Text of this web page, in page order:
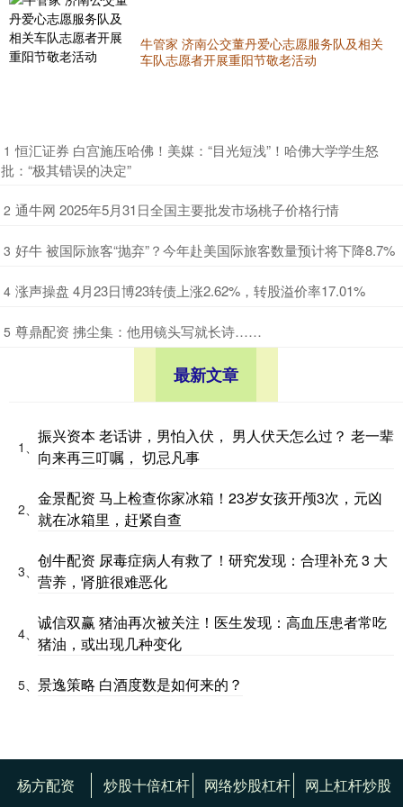
牛管家 济南公交董丹爱心志愿服务队及相关
车队志愿者开展重阳节敬老活动
1 ​恒汇证券 白宫施压哈佛！美媒：“目光短浅”！哈佛大学学生怒
批：“极其错误的决定”
2 ​通牛网 2025年5月31日全国主要批发市场桃子价格行情
3 ​好牛 被国际旅客“抛弃”？今年赴美国际旅客数量预计将下降8.7%
4 ​涨声操盘 4月23日博23转债上涨2.62%，转股溢价率17.01%
5 ​尊鼎配资 拂尘集：他用镜头写就长诗……
最新文章
1、
振兴资本 老话讲，男怕入伏， 男人伏天怎么过？ 老一辈
向来再三叮嘱， 切忌凡事
2、
金景配资 马上检查你家冰箱！23岁女孩开颅3次，元凶
就在冰箱里，赶紧自查
3、
创牛配资 尿毒症病人有救了！研究发现：合理补充 3 大
营养，肾脏很难恶化
4、
诚信双赢 猪油再次被关注！医生发现：高血压患者常吃
猪油，或出现几种变化
5、 景逸策略 白酒度数是如何来的？
杨方配资 炒股十倍杠杆 网络炒股杠杆 网上杠杆炒股